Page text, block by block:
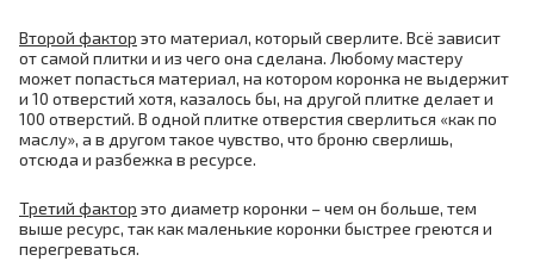
Второй фактор это материал, который сверлите. Всё зависит
от самой плитки и из чего она сделана. Любому мастеру
может попасться материал, на котором коронка не выдержит
и 10 отверстий хотя, казалось бы, на другой плитке делает и
100 отверстий. В одной плитке отверстия сверлиться «как по
маслу», а в другом такое чувство, что броню сверлишь,
отсюда и разбежка в ресурсе.
Третий фактор это диаметр коронки – чем он больше, тем
выше ресурс, так как маленькие коронки быстрее греются и
перегреваться.